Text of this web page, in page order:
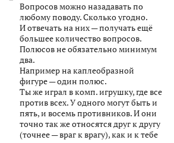
Вопросов можно назадавать по
любому поводу. Сколько угодно.
И отвечать на них — получать ещё
большее количество вопросов.
Полюсов не обязательно минимум
два.
Например на каплеобразной
фигуре — один полюс.
Ты же играл в комп. игрушку, где все
против всех. У одного могут быть и
пять, и восемь противников. И они
точно так же относятся друг к другу
(точнее — враг к врагу), как и к тебе